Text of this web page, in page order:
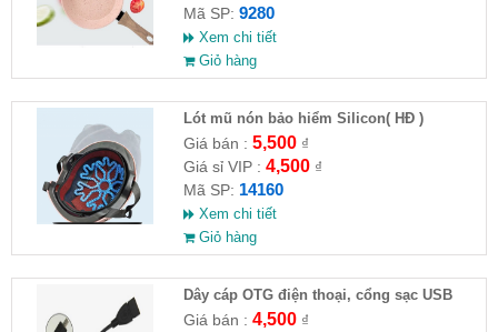
Mã SP: 9280
Xem chi tiết
Giỏ hàng
Lót mũ nón bảo hiểm Silicon( HĐ )
Giá bán : 5,500₫
Giá sỉ VIP : 4,500₫
Mã SP: 14160
Xem chi tiết
Giỏ hàng
Dây cáp OTG điện thoại, cổng sạc USB
Giá bán : 4,500₫